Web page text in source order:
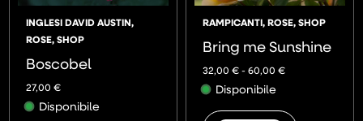
INGLESI DAVID AUSTIN,
ROSE,SHOP
Boscobel
27,00€
Disponibile
RAMPICANTI,ROSE,SHOP
Bring me Sunshine
32,00 € - 60,00 €
Disponibile